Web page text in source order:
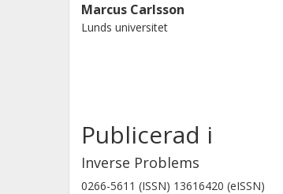
Marcus Carlsson
Lunds universitet
Publicerad i
Inverse Problems
0266-5611 (ISSN) 13616420 (eISSN)